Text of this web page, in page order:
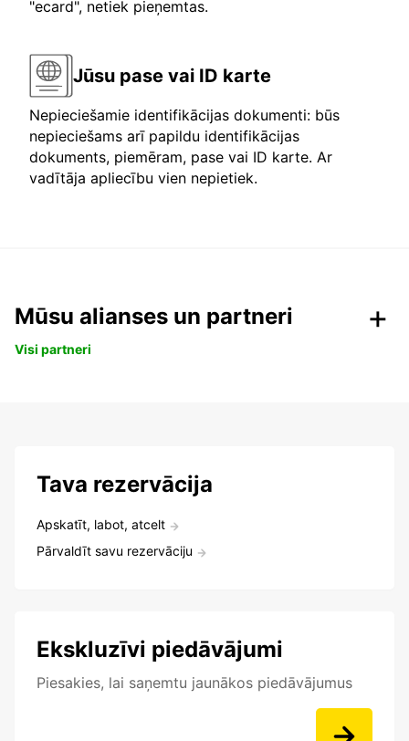
"ecard", netiek pieņemtas.
Jūsu pase vai ID karte
Nepieciešamie identifikācijas dokumenti: būs
nepieciešams arī papildu identifikācijas
dokuments, piemēram, pase vai ID karte. Ar
vadītāja apliecību vien nepietiek.
Mūsu alianses un partneri
Visi partneri
Tava rezervācija
Apskatīt, labot, atcelt
Pārvaldīt savu rezervāciju
Ekskluzīvi piedāvājumi
Piesakies, lai saņemtu jaunākos piedāvājumus